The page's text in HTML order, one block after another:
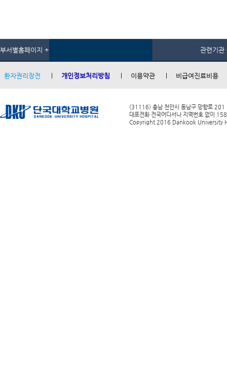
부서별홈페이지 + 관련기관
환자권리장전 개인정보처리방침 이용약관 비급여진료비용
(31116) 충남 천안시 동남구 망향로 201
대표전화 전국어디서나 지역번호 없이
Copyright 2016 Dankook University